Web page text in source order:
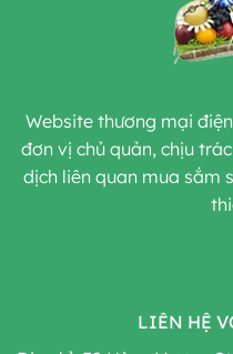
Website thương mại
đơn vị chủ quản, chịu
dịch liên quan mua sắm
LIÊN HỆ